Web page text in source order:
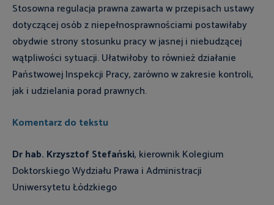
Stosowna regulacja prawna zawarta w przepisach ustawy
dotyczącej osób z niepełnosprawnościami postawiłaby
obydwie strony stosunku pracy w jasnej i niebudzącej
wątpliwości sytuacji. Ułatwiłoby to również działanie
Państwowej Inspekcji Pracy, zarówno w zakresie kontroli,
jak i udzielania porad prawnych.
Komentarz do tekstu
Dr hab. Krzysztof Stefański, kierownik Kolegium
Doktorskiego Wydziału Prawa i Administracji
Uniwersytetu Łódzkiego